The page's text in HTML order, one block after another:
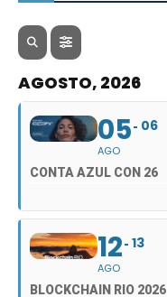
AGOSTO, 2026
05
AGO
06
CONTA AZUL CON 26
12
AGO
13
BLOCKCHAIN RIO 2026